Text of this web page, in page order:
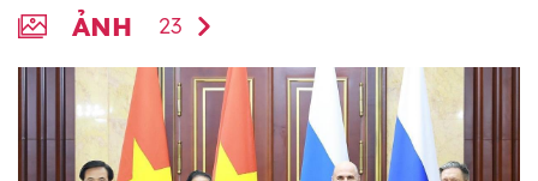
là những lĩnh vực Nga có thể mạnh và kinh
nghiệm.
Chuyến thăm chính thức Nga của Thủ tướng
Phạm Minh Chính có ý nghĩa toàn diện, góp
phần thúc đẩy quan hệ Đối tác chiến lược
ẢNH 23